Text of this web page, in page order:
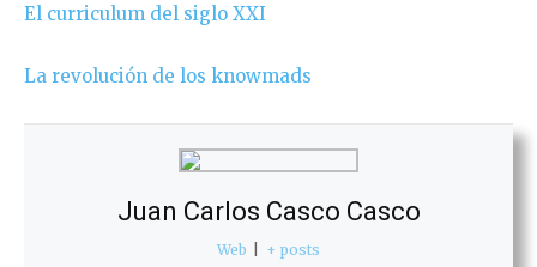
El curriculum del siglo XXI
La revolución de los knowmads
Juan Carlos Casco Casco
Web + posts